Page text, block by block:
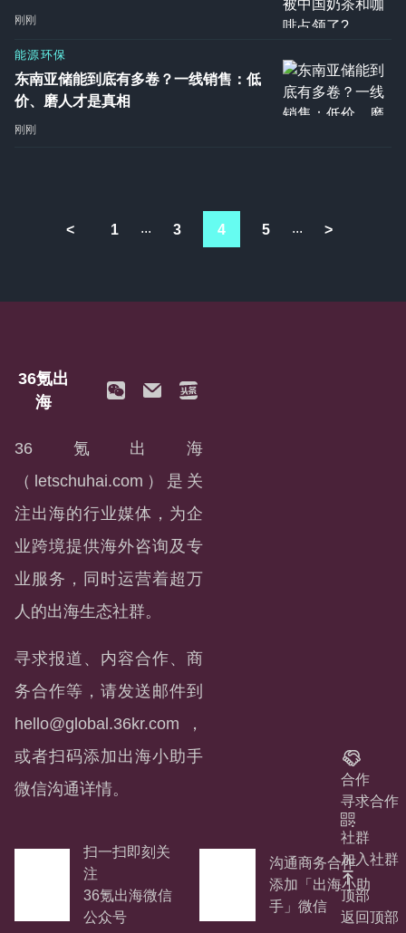
刚刚
能源环保
东南亚储能到底有多卷？一线销售：低
价、磨人才是真相
刚刚
< 1 ... 3 4 5 ... >
合作
寻求合作
社群
加入社群
顶部
返回顶部
36氪出
海
36氪出海
（letschuhai.com）是关
注出海的行业媒体，为企
业跨境提供海外咨询及专
业服务，同时运营着超万
人的出海生态社群。
寻求报道、内容合作、商
务合作等，请发送邮件到
hello@global.36kr.com ，
或者扫码添加出海小助手
微信沟通详情。
扫一扫即刻关
注
36氪出海微信
公众号
沟通商务合作
添加「出海小助
手」微信